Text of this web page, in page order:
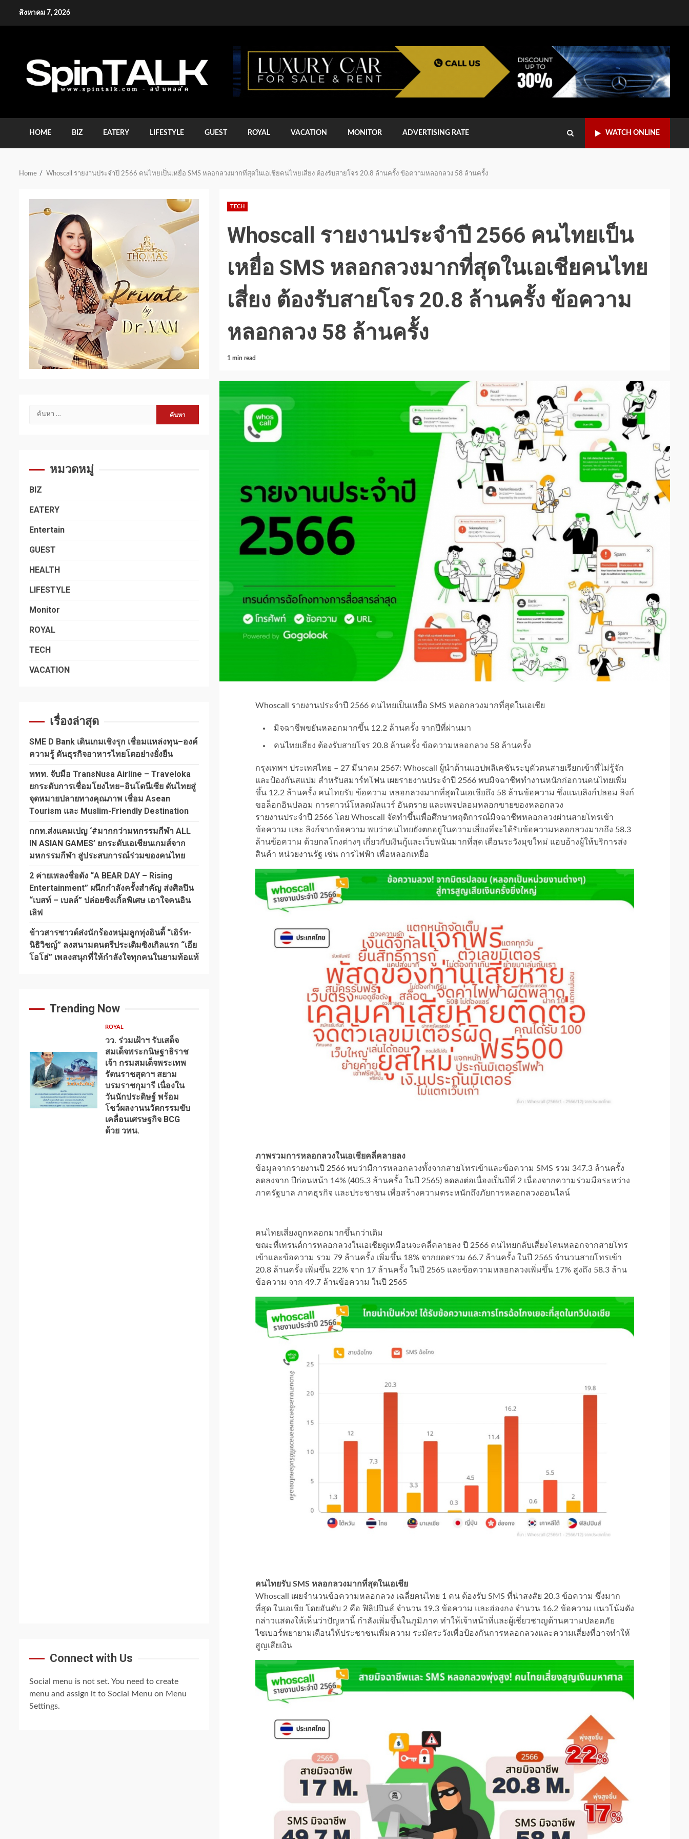
สิงหาคม 7, 2026
HOME BIZ EATERY LIFESTYLE GUEST ROYAL VACATION MONITOR ADVERTISING RATE WATCH ONLINE
Home Whoscall รายงานประจำปี 2566 คนไทยเป็นเหยื่อ SMS หลอกลวงมากที่สุดในเอเชียคนไทยเสี่ยง ต้องรับสายโจร 20.8 ล้านครั้ง ข้อความหลอกลวง 58 ล้านครั้ง
TECH
Whoscall รายงานประจำปี 2566 คนไทยเป็น
เหยื่อ SMS หลอกลวงมากที่สุดในเอเชียคนไทย
เสี่ยง ต้องรับสายโจร 20.8 ล้านครั้ง ข้อความ
หลอกลวง 58 ล้านครั้ง
1 min read
Whoscall รายงานประจำปี 2566 คนไทยเป็นเหยื่อ SMS หลอกลวงมากที่สุดในเอเชีย
มิจฉาชีพขยันหลอกมากขึ้น 12.2 ล้านครั้ง จากปีที่ผ่านมา
คนไทยเสี่ยง ต้องรับสายโจร 20.8 ล้านครั้ง ข้อความหลอกลวง 58 ล้านครั้ง
กรุงเทพฯ ประเทศไทย – 27 มีนาคม 2567: Whoscall ผู้นำด้านแอปพลิเคชันระบุตัวตนสายเรียกเข้าที่ไม่รู้จัก
และป้องกันสแปม สำหรับสมาร์ทโฟน เผยรายงานประจำปี 2566 พบมิจฉาชีพทำงานหนักก่อกวนคนไทยเพิ่ม
ขึ้น 12.2 ล้านครั้ง คนไทยรับ ข้อความ หลอกลวงมากที่สุดในเอเชียถึง 58 ล้านข้อความ ซึ่งแนบลิงก์ปลอม ลิงก์
ขอล็อกอินปลอม การดาวน์โหลดมัลแวร์ อันตราย และเพจปลอมหลอกขายของหลอกลวง
รายงานประจำปี 2566 โดย Whoscall จัดทำขึ้นเพื่อศึกษาพฤติการณ์มิจฉาชีพหลอกลวงผ่านสายโทรเข้า
ข้อความ และ ลิงก์จากข้อความ พบว่าคนไทยยังตกอยู่ในความเสี่ยงที่จะได้รับข้อความหลอกลวงมากถึง 58.3
ล้านข้อความ ด้วยกลโกงต่างๆ เกี่ยวกับเงินกู้และเว็บพนันมากที่สุด เตือนระวังมุขใหม่ แอบอ้างผู้ให้บริการส่ง
สินค้า หน่วยงานรัฐ เช่น การไฟฟ้า เพื่อหลอกเหยื่อ
ภาพรวมการหลอกลวงในเอเชียคลี่คลายลง
ข้อมูลจากรายงานปี 2566 พบว่ามีการหลอกลวงทั้งจากสายโทรเข้าและข้อความ SMS รวม 347.3 ล้านครั้ง
ลดลงจาก ปีก่อนหน้า 14% (405.3 ล้านครั้ง ในปี 2565) ลดลงต่อเนื่องเป็นปีที่ 2 เนื่องจากความร่วมมือระหว่าง
ภาครัฐบาล ภาคธุรกิจ และประชาชน เพื่อสร้างความตระหนักถึงภัยการหลอกลวงออนไลน์
คนไทยเสี่ยงถูกหลอกมากขึ้นกว่าเดิม
ขณะที่เทรนด์การหลอกลวงในเอเชียดูเหมือนจะคลี่คลายลง ปี 2566 คนไทยกลับเสี่ยงโดนหลอกจากสายโทร
เข้าและข้อความ รวม 79 ล้านครั้ง เพิ่มขึ้น 18% จากยอดรวม 66.7 ล้านครั้ง ในปี 2565 จำนวนสายโทรเข้า
20.8 ล้านครั้ง เพิ่มขึ้น 22% จาก 17 ล้านครั้ง ในปี 2565 และข้อความหลอกลวงเพิ่มขึ้น 17% สูงถึง 58.3 ล้าน
ข้อความ จาก 49.7 ล้านข้อความ ในปี 2565
คนไทยรับ SMS หลอกลวงมากที่สุดในเอเชีย
Whoscall เผยจำนวนข้อความหลอกลวง เฉลี่ยคนไทย 1 คน ต้องรับ SMS ที่น่าสงสัย 20.3 ข้อความ ซึ่งมาก
ที่สุด ในเอเชีย โดยอันดับ 2 คือ ฟิลิปปินส์ จำนวน 19.3 ข้อความ และฮ่องกง จำนวน 16.2 ข้อความ แนวโน้มดัง
กล่าวแสดงให้เห็นว่าปัญหานี้ กำลังเพิ่มขึ้นในภูมิภาค ทำให้เจ้าหน้าที่และผู้เชี่ยวชาญด้านความปลอดภัย
ไซเบอร์พยายามเตือนให้ประชาชนเพิ่มความ ระมัดระวังเพื่อป้องกันการหลอกลวงและความเสี่ยงที่อาจทำให้
สูญเสียเงิน
ค้นหา
หมวดหมู่
BIZ
EATERY
Entertain
GUEST
HEALTH
LIFESTYLE
Monitor
ROYAL
TECH
VACATION
เรื่องล่าสุด
SME D Bank เดินเกมเชิงรุก เชื่อมแหล่งทุน–องค์
ความรู้ ดันธุรกิจอาหารไทยโตอย่างยั่งยืน
ททท. จับมือ TransNusa Airline – Traveloka
ยกระดับการเชื่อมโยงไทย–อินโดนีเซีย ดันไทยสู่
จุดหมายปลายทางคุณภาพ เชื่อม Asean
Tourism และ Muslim-Friendly Destination
กกท.ส่งแคมเปญ ‘#มากกว่ามหกรรมกีฬา ALL
IN ASIAN GAMES’ ยกระดับเอเชียนเกมส์จาก
มหกรรมกีฬา สู่ประสบการณ์ร่วมของคนไทย
2 ค่ายเพลงชื่อดัง “A BEAR DAY – Rising
Entertainment” ผนึกกำลังครั้งสำคัญ ส่งศิลปิน
“เบสท์ – เบลล์” ปล่อยซิงเกิ้ลพิเศษ เอาใจคนอิน
เลิฟ
ข้าวสารซาวด์ส่งนักร้องหนุ่มลูกทุ่งอินดี้ “เอิร์ท-
นิธิวิชญ์” ลงสนามดนตรีประเดิมซิงเกิลแรก “เอีย
โอโฮ่” เพลงสนุกที่ให้กำลังใจทุกคนในยามท้อแท้
Trending Now
1
ROYAL
วว. ร่วมเฝ้าฯ รับเสด็จ
สมเด็จพระกนิษฐาธิราช
เจ้า กรมสมเด็จพระเทพ
รัตนราชสุดาฯ สยาม
บรมราชกุมารี เนื่องใน
วันนักประดิษฐ์ พร้อม
โชว์ผลงานนวัตกรรมขับ
เคลื่อนเศรษฐกิจ BCG
ด้วย วทน.
Connect with Us
Social menu is not set. You need to create
menu and assign it to Social Menu on Menu
Settings.